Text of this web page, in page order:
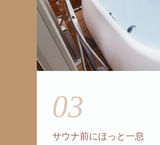
03
サウナ前にほっと一息